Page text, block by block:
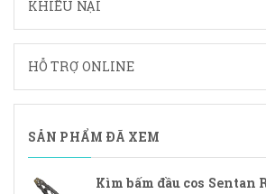
KHIẾU NẠI
HỖ TRỢ ONLINE
SẢN PHẨM ĐÃ XEM
Kìm bấm đầu cos Sentan